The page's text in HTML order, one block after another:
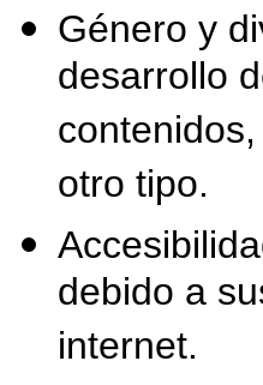
Género y
desarrollo
otro tipo.
debido a
internet.